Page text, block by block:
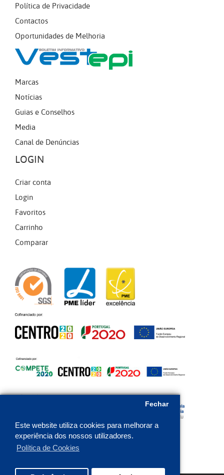
Este website utiliza cookies para melhorar a
experiência dos nossos utilizadores.
Política de Cookies
Fechar
Política de Privacidade
Contactos
Oportunidades de Melhoria
Marcas
Notícias
Guias e Conselhos
Media
Canal de Denúncias
LOGIN
Criar conta
Login
Favoritos
Carrinho
Comparar